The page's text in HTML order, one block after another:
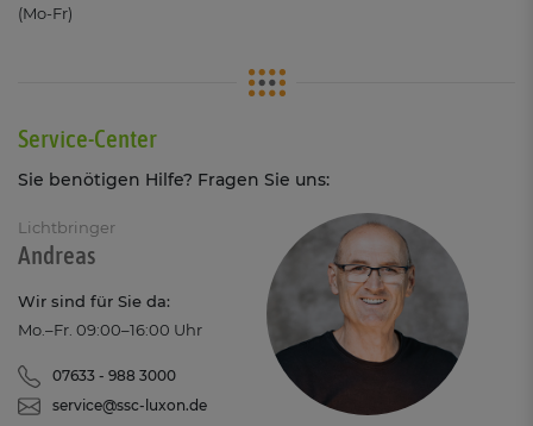
(Mo-Fr)
Service-Center
Sie benötigen Hilfe? Fragen Sie uns:
Lichtbringer
Andreas
Wir sind für Sie da:
Mo.–Fr. 09:00–16:00 Uhr
07633 - 988 3000
service@ssc-luxon.de